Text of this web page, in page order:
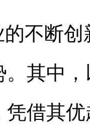
不断
其中
凭借其